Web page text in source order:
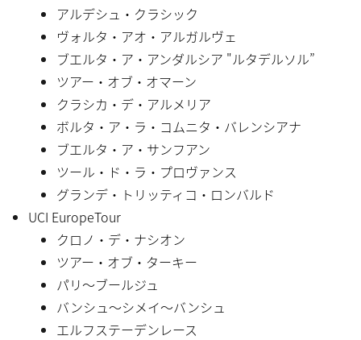
アルデシュ・クラシック
ヴォルタ・アオ・アルガルヴェ
ブエルタ・ア・アンダルシア "ルタデルソル”
ツアー・オブ・オマーン
クラシカ・デ・アルメリア
ボルタ・ア・ラ・コムニタ・バレンシアナ
ブエルタ・ア・サンフアン
ツール・ド・ラ・プロヴァンス
グランデ・トリッティコ・ロンバルド
UCI EuropeTour
クロノ・デ・ナシオン
ツアー・オブ・ターキー
パリ〜ブールジュ
バンシュ〜シメイ〜バンシュ
エルフステーデンレース